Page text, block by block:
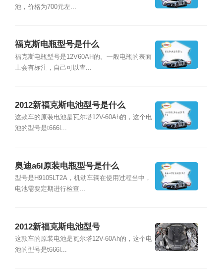
池，价格为700元左...
福克斯电瓶型号是什么
福克斯电瓶型号是12V60AH的。一般电瓶的表面
上会有标注，自己可以查...
2012新福克斯电池型号是什么
这款车的原装电池是瓦尔塔12V-60Ah的，这个电
池的型号是t666l...
奥迪a6l原装电瓶型号是什么
型号是H9105LT2A，机动车辆在使用过程当中，
电池需要定期进行检查...
2012新福克斯电池型号
这款车的原装电池是瓦尔塔12V-60Ah的，这个电
池的型号是t666l...